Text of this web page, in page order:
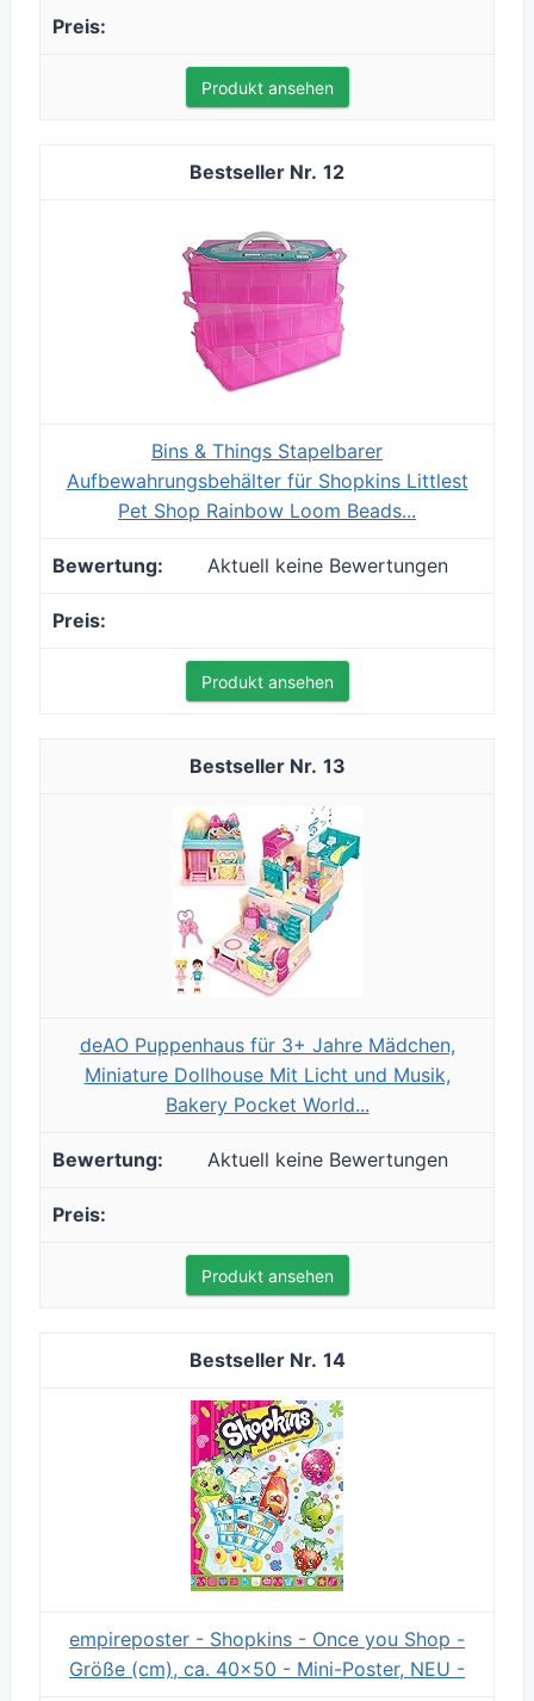
Produkt ansehen
12
Bins & Things Stapelbarer
Aufbewahrungsbehälter für Shopkins Littlest
Pet Shop Rainbow Loom Beads...
Aktuell keine Bewertungen
Produkt ansehen
13
deAO Puppenhaus für 3+ Jahre Mädchen,
Miniature Dollhouse Mit Licht und Musik,
Bakery Pocket World...
Aktuell keine Bewertungen
Produkt ansehen
14
empireposter - Shopkins - Once you Shop -
Größe (cm), ca. 40x50 - Mini-Poster, NEU -